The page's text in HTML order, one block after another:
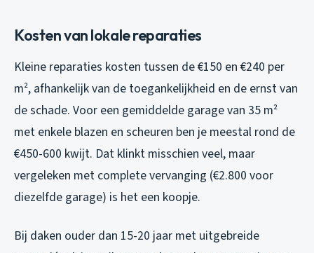
Kosten van lokale reparaties
Kleine reparaties kosten tussen de €150 en €240 per
m², afhankelijk van de toegankelijkheid en de ernst van
de schade. Voor een gemiddelde garage van 35 m²
met enkele blazen en scheuren ben je meestal rond de
€450-600 kwijt. Dat klinkt misschien veel, maar
vergeleken met complete vervanging (€2.800 voor
diezelfde garage) is het een koopje.
Bij daken ouder dan 15-20 jaar met uitgebreide